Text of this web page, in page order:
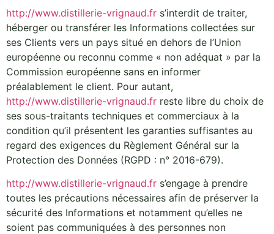
http://www.distillerie-vrignaud.fr s’interdit de traiter,
héberger ou transférer les Informations collectées sur
ses Clients vers un pays situé en dehors de l’Union
européenne ou reconnu comme « non adéquat » par la
Commission européenne sans en informer
préalablement le client. Pour autant,
http://www.distillerie-vrignaud.fr reste libre du choix de
ses sous-traitants techniques et commerciaux à la
condition qu’il présentent les garanties suffisantes au
regard des exigences du Règlement Général sur la
Protection des Données (RGPD : n° 2016-679).
http://www.distillerie-vrignaud.fr s’engage à prendre
toutes les précautions nécessaires afin de préserver la
sécurité des Informations et notamment qu’elles ne
soient pas communiquées à des personnes non